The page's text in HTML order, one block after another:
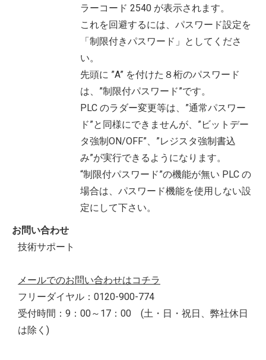
ラーコード 2540 が表示されます。
これを回避するには、パスワード設定を
「制限付きパスワード」としてくださ
い。
先頭に ”A” を付けた８桁のパスワード
は、”制限付パスワード”です。
PLC のラダー変更等は、”通常パスワー
ド”と同様にできませんが、”ビットデー
タ強制ON/OFF”、”レジスタ強制書込
み”が実行できるようになります。
“制限付パスワード”の機能が無い PLC の
場合は、パスワード機能を使用しない設
定にして下さい。
お問い合わせ
技術サポート
メールでのお問い合わせはコチラ
フリーダイヤル：0120-900-774
受付時間：9：00～17：00 (土・日・祝日、弊社休日
は除く)